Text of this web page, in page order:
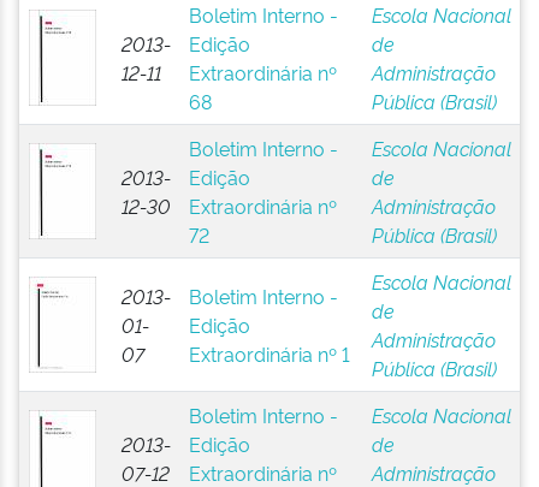
2013-
12-11
Boletim Interno -
Edição
Extraordinária nº
68
Escola Nacional
de
Administração
Pública (Brasil)
2013-
12-30
Boletim Interno -
Edição
Extraordinária nº
72
Escola Nacional
de
Administração
Pública (Brasil)
2013-
01-
07
Boletim Interno -
Edição
Extraordinária nº 1
Escola Nacional
de
Administração
Pública (Brasil)
2013-
07-12
Boletim Interno -
Edição
Extraordinária nº
Escola Nacional
de
Administração